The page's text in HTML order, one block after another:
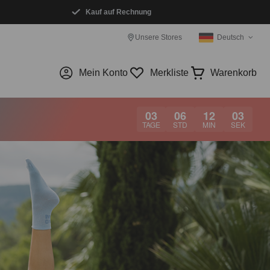
Kauf auf Rechnung
Unsere Stores Deutsch
Mein Konto Merkliste Warenkorb
03
TAGE
06
STD
12
MIN
02
SEK